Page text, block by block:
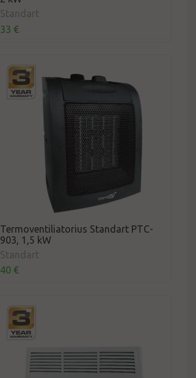
Standart
33 €
Termoventiliatorius Standart PTC-
903, 1,5 kW
Standart
40 €